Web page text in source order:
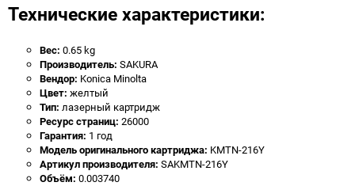
Технические характеристики:
Вес: 0.65 kg
Производитель: SAKURA
Вендор: Konica Minolta
Цвет: желтый
Тип: лазерный картридж
Ресурс страниц: 26000
Гарантия: 1 год
Модель оригинального картриджа: KMTN-216Y
Артикул производителя: SAKMTN-216Y
Объём: 0.003740